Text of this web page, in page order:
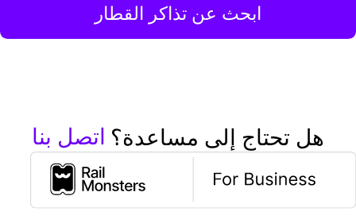
ابحث عن تذاكر القطار
هل تحتاج إلى مساعدة؟ اتصل بنا